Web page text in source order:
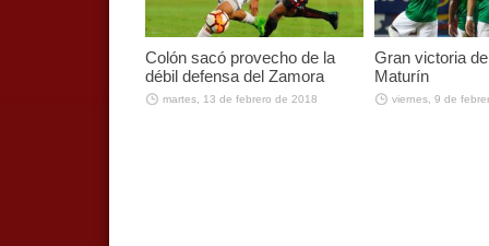
Colón sacó provecho de la
débil defensa del Zamora
martes, 13 de febrero de 2018
Gran victoria
Maturín
viernes, 9 de